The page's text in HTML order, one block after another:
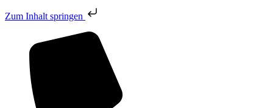
Zum Inhalt springen